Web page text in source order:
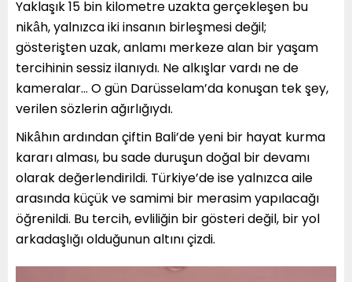
Yaklaşık 15 bin kilometre uzakta gerçekleşen bu
nikâh, yalnızca iki insanın birleşmesi değil;
gösterişten uzak, anlamı merkeze alan bir yaşam
tercihinin sessiz ilanıydı. Ne alkışlar vardı ne de
kameralar… O gün Darüsselam’da konuşan tek şey,
verilen sözlerin ağırlığıydı.
Nikâhın ardından çiftin Bali’de yeni bir hayat kurma
kararı alması, bu sade duruşun doğal bir devamı
olarak değerlendirildi. Türkiye’de ise yalnızca aile
arasında küçük ve samimi bir merasim yapılacağı
öğrenildi. Bu tercih, evliliğin bir gösteri değil, bir yol
arkadaşlığı olduğunun altını çizdi.